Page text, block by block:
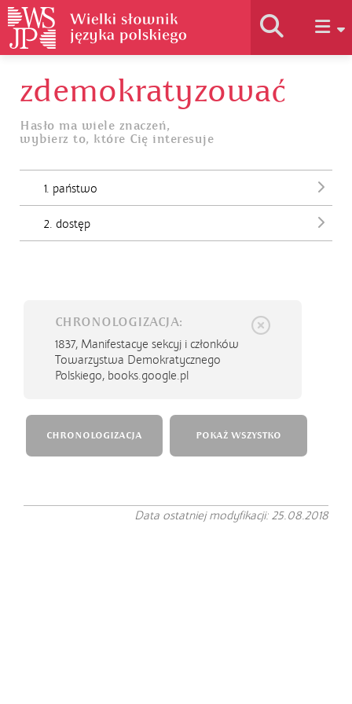
Historia słownika
Jak korzystać
zdemokratyzować
Hasło ma wiele znaczeń,
wybierz to, które Cię interesuje
1. państwo
2. dostęp
CHRONOLOGIZACJA:
1837, Manifestacye sekcyj i członków
Towarzystwa Demokratycznego
Polskiego, books.google.pl
CHRONOLOGIZACJA POKAŻ WSZYSTKO
Data ostatniej modyfikacji: 25.08.2018